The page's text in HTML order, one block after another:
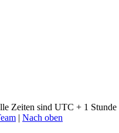
Zeiten sind UTC + 1 Stunde
| Nach oben